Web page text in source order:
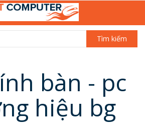
Tìm kiếm
bàn - pc
hiệu bg